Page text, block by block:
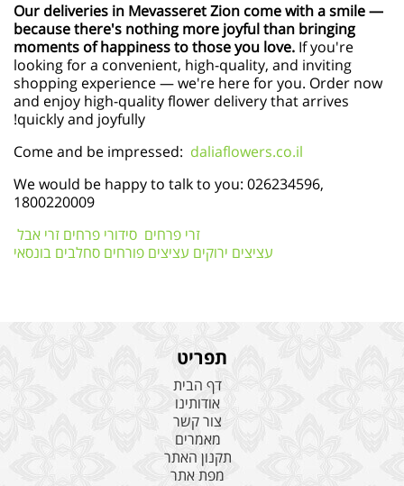
Our deliveries in Mevasseret Zion come with a smile —
because there's nothing more joyful than bringing
moments of happiness to those you love. If you're
looking for a convenient, high-quality, and inviting
shopping experience — we're here for you. Order now
and enjoy high-quality flower delivery that arrives
quickly and joyfully!
Come and be impressed: daliaflowers.co.il
We would be happy to talk to you: 026234596,
1800220009
זרי פרחים סידורי פרחים זרי אבל
עציצים ירוקים עציצים פורחים סחלבים בונסאי
תפריט
דף הבית
אודותינו
צור קשר
מאמרים
תקנון האתר
מפת אתר